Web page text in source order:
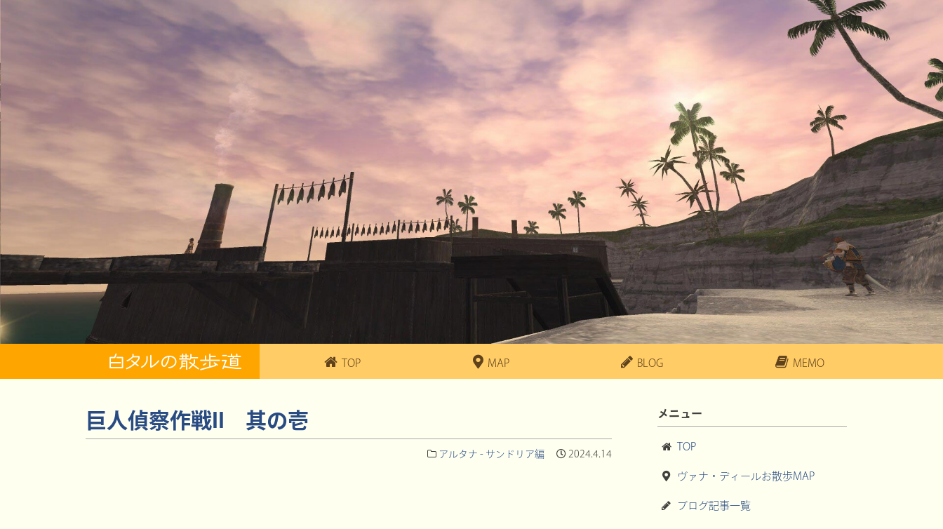
TOP MAP BLOG MEMO
巨人偵察作戦II 其の壱
アルタナ - サンドリア編 2024.4.14
メニュー
TOP
ヴァナ・ディールお散歩MAP
ブログ記事一覧